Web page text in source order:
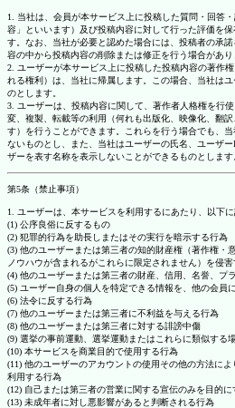
1. 当社は、会員が本サービス上に投稿した質問・回答
容」といいます）及び投稿内容に対して行った評価を
す。なお、当社が必要と認めた場合には、投稿者の承
容の中から投稿内容の削除または修正を行う場合があり
2. ユーザーが本サービス上に投稿した投稿内容の著作
れる権利）は、当社に帰属します。この場合、当社は
のとします。
3. ユーザーは、投稿内容に関して、著作者人格権を行
変、複製、転載等の利用（何れも出版化、映像化、翻
す）を行うことができます。これらを行う場合でも、
ないものとし、また、当社はユーザーの氏名、ユーザ
ザーを表す名称を表示しないことができるものとします
第5条（禁止事項）
1. ユーザーは、本サービスを利用するにあたり、以下
(1) 公序良俗に反するもの
(2) 犯罪的行為を助長しまたはその実行を暗示する行為
(3) 他のユーザーまたは第三者の知的財産権（著作権・
ノウハウが含まれるがこれらに限定されません）を侵
(4) 他のユーザーまたは第三者の財産、信用、名誉、プ
(5) ユーザー自身の個人を特定できる情報を、他の会員
(6) 法令に反する行為
(7) 他のユーザーまたは第三者に不利益を与える行為
(8) 他のユーザーまたは第三者に対する誹謗中傷
(9) 選挙の事前運動、選挙運動またはこれらに類似する
(10) 本サービスを商業目的で使用する行為
(11) 他のユーザーのアカウントの使用その他の方法に
利用する行為
(12) 自己または第三者の営業に関する宣伝のみを目的に
(13) 未成年者に対し悪影響があると判断される行為